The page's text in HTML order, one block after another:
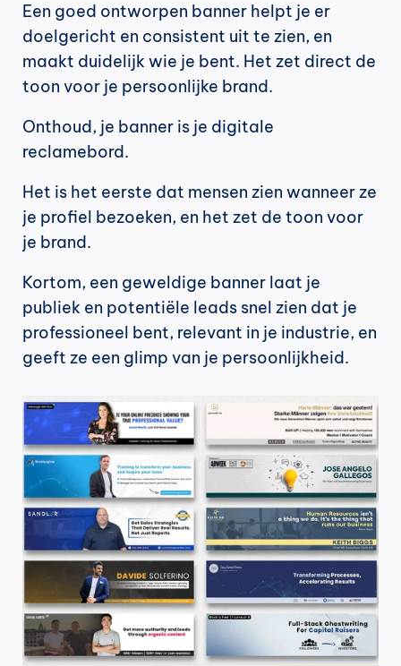
Een goed ontworpen banner helpt je er
doelgericht en consistent uit te zien, en
maakt duidelijk wie je bent. Het zet direct de
toon voor je persoonlijke brand.
Onthoud, je banner is je digitale
reclamebord.
Het is het eerste dat mensen zien wanneer ze
je profiel bezoeken, en het zet de toon voor
je brand.
Kortom, een geweldige banner laat je
publiek en potentiële leads snel zien dat je
professioneel bent, relevant in je industrie, en
geeft ze een glimp van je persoonlijkheid.